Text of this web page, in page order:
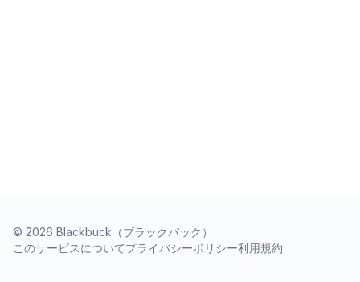
© 2026 Blackbuck（ブラックバック）
このサービスについてプライバシーポリシー利用規約